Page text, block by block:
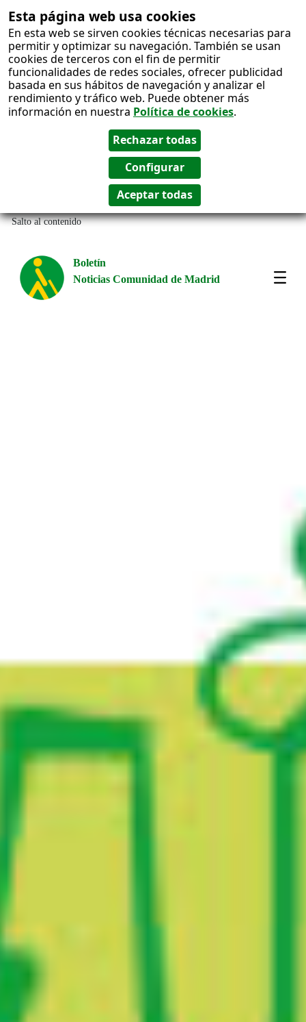
Esta página web usa cookies
En esta web se sirven cookies técnicas necesarias para
permitir y optimizar su navegación. También se usan
cookies de terceros con el fin de permitir
funcionalidades de redes sociales, ofrecer publicidad
basada en sus hábitos de navegación y analizar el
rendimiento y tráfico web. Puede obtener más
información en nuestra Política de cookies.
Salto al contenido
Boletín
Noticias Comunidad de Madrid